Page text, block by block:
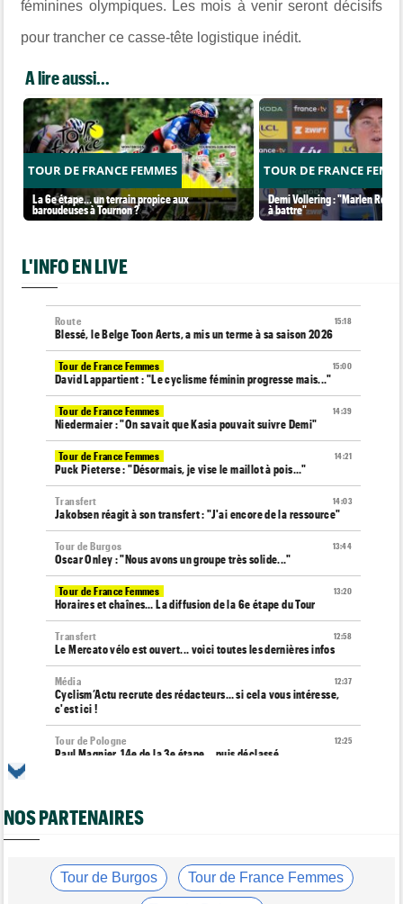
féminines olympiques. Les mois à venir seront décisifs
pour trancher ce casse-tête logistique inédit.
A lire aussi...
TOUR DE FRANCE FEMMES
La 6e étape… un terrain propice aux
baroudeuses à Tournon ?
TOUR DE FRANCE
Demi Vollering : "Marlen
à battre"
L'INFO EN LIVE
15:18
Route
Blessé, le Belge Toon Aerts, a mis un terme à sa saison 2026
15:00
Tour de France Femmes
David Lappartient : "Le cyclisme féminin progresse mais..."
14:39
Tour de France Femmes
Niedermaier : "On savait que Kasia pouvait suivre Demi"
14:21
Tour de France Femmes
Puck Pieterse : "Désormais, je vise le maillot à pois..."
14:03
Transfert
Jakobsen réagit à son transfert : "J'ai encore de la ressource"
13:44
Tour de Burgos
Oscar Onley : "Nous avons un groupe très solide..."
13:20
Tour de France Femmes
Horaires et chaînes… La diffusion de la 6e étape du Tour
12:58
Transfert
Le Mercato vélo est ouvert... voici toutes les dernières infos
12:37
Média
Cyclism’Actu recrute des rédacteurs… si cela vous intéresse,
c'est ici !
12:25
Tour de Pologne
Paul Magnier, 14e de la 3e étape... puis déclassé
11:43
Route
NOS PARTENAIRES
Tour de Burgos Tour de France Femmes